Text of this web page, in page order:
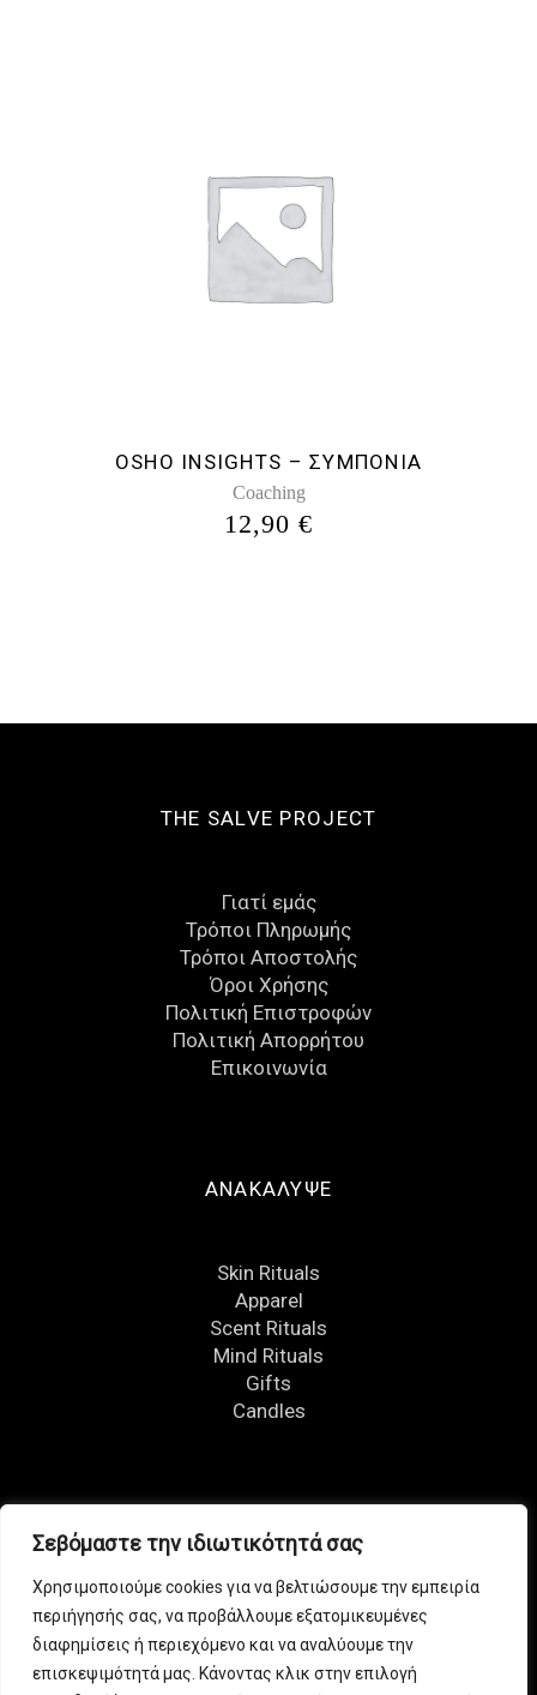
Σεβόμαστε την ιδιωτικότητά σας
Χρησιμοποιούμε cookies για να βελτιώσουμε την εμπειρία
περιήγησής σας, να προβάλλουμε εξατομικευμένες
διαφημίσεις ή περιεχόμενο και να αναλύουμε την
επισκεψιμότητά μας. Κάνοντας κλικ στην επιλογή
OSHO INSIGHTS – ΣΥΜΠΟΝΙΑ
Coaching
12,90€
THE SALVE PROJECT
Γιατί εμάς
Τρόποι Πληρωμής
Τρόποι Αποστολής
Όροι Χρήσης
Πολιτική Επιστροφών
Πολιτική Απορρήτου
Eπικοινωνία
ΑΝΑΚΑΛΥΨΕ
Skin Rituals
Apparel
Scent Rituals
Mind Rituals
Gifts
Candles
FOLLOW US